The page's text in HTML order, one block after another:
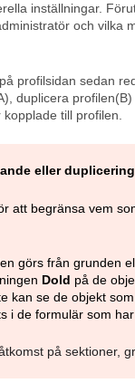
inställningar.
och vilka
profilsidan sedan
duplicera
till profilen.
eller
att begränsa vem
görs från grunden
Dold på de
kan se de objekt
i de formulär som
på sektioner,